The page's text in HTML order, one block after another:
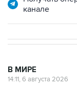
канале
В МИРЕ
14:11, 6 августа 2026